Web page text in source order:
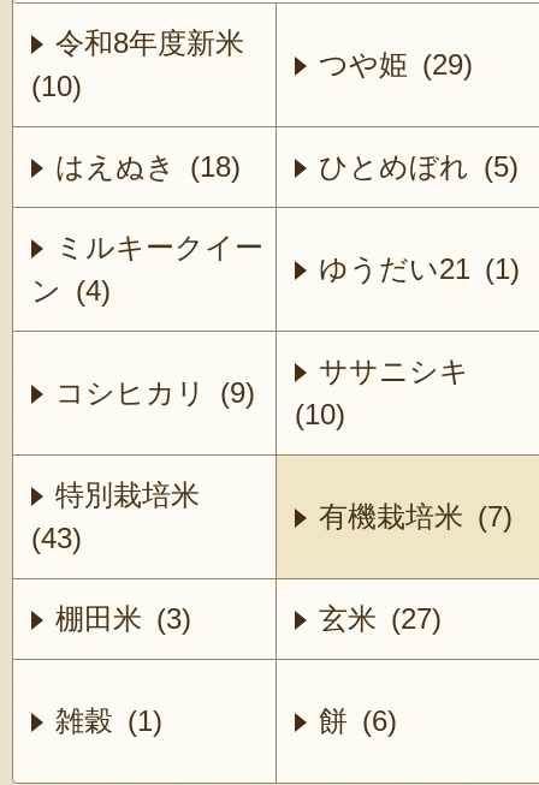
令和8年度新米
(10)
つや姫 (29)
はえぬき (18) ひとめぼれ (5)
ミルキークイー
ン (4)
ゆうだい21 (1)
コシヒカリ (9)
ササニシキ
(10)
特別栽培米
(43)
有機栽培米 (7)
棚田米 (3) 玄米 (27)
雑穀 (1) 餅 (6)